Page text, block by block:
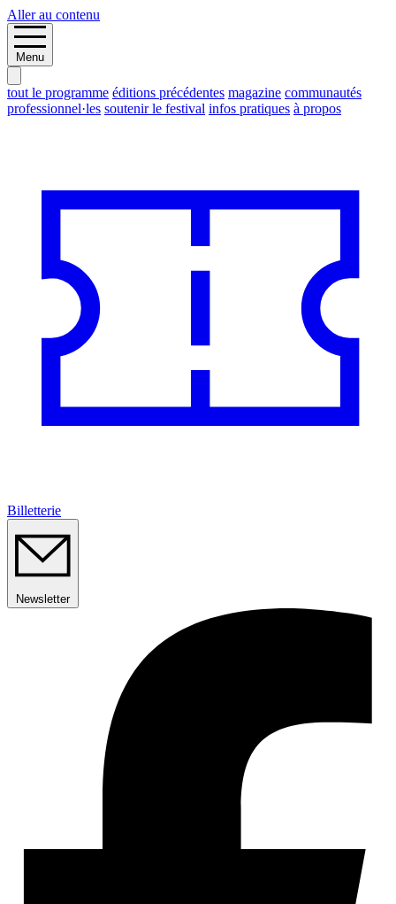
Aller au contenu
Menu
tout le programme éditions précédentes magazine communautés
professionnel·les soutenir le festival infos pratiques à propos
Billetterie
Newsletter